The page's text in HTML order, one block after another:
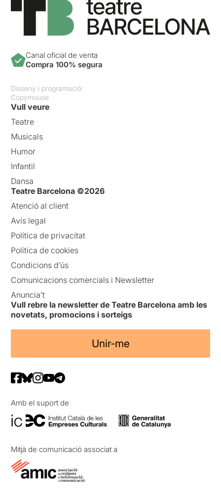
Canal oficial de venta
Compra 100% segura
Disseny i programació:
Copymouse
Vull veure
Teatre
Musicals
Humor
Infantil
Dansa
Teatre Barcelona ©2026
Atenció al client
Avís legal
Política de privacitat
Política de cookies
Condicions d’ús
Comunicacions comercials i Newsletter
Anuncia’t
Vull rebre la newsletter de Teatre Barcelona amb les
novetats, promocions i sorteigs
Unir-me
Amb el suport de
Mitjà de comunicació associat a